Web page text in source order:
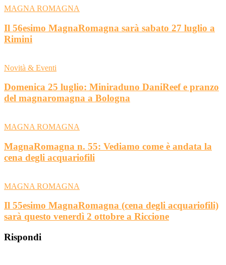
MAGNA ROMAGNA
Il 56esimo MagnaRomagna sarà sabato 27 luglio a
Rimini
Novità & Eventi
Domenica 25 luglio: Miniraduno DaniReef e pranzo
del magnaromagna a Bologna
MAGNA ROMAGNA
MagnaRomagna n. 55: Vediamo come è andata la
cena degli acquariofili
MAGNA ROMAGNA
Il 55esimo MagnaRomagna (cena degli acquariofili)
sarà questo venerdì 2 ottobre a Riccione
Rispondi